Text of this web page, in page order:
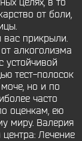
целях, в то
от боли,
прикрыли.
алкоголизма
устойчивой
тест-полосок
но и по
часто
оценкам, ею
миру. Валерия
Лечение